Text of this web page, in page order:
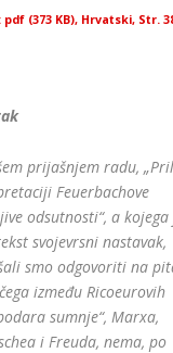
(373 KB), Hrvatski, Str.
prijašnjem radu,
Feuerbachove
odsutnosti“, a kojega
svojevrsni nastavak,
smo odgovoriti na
između Ricoeurovih
sumnje“, Marxa,
i Freuda, nema, po